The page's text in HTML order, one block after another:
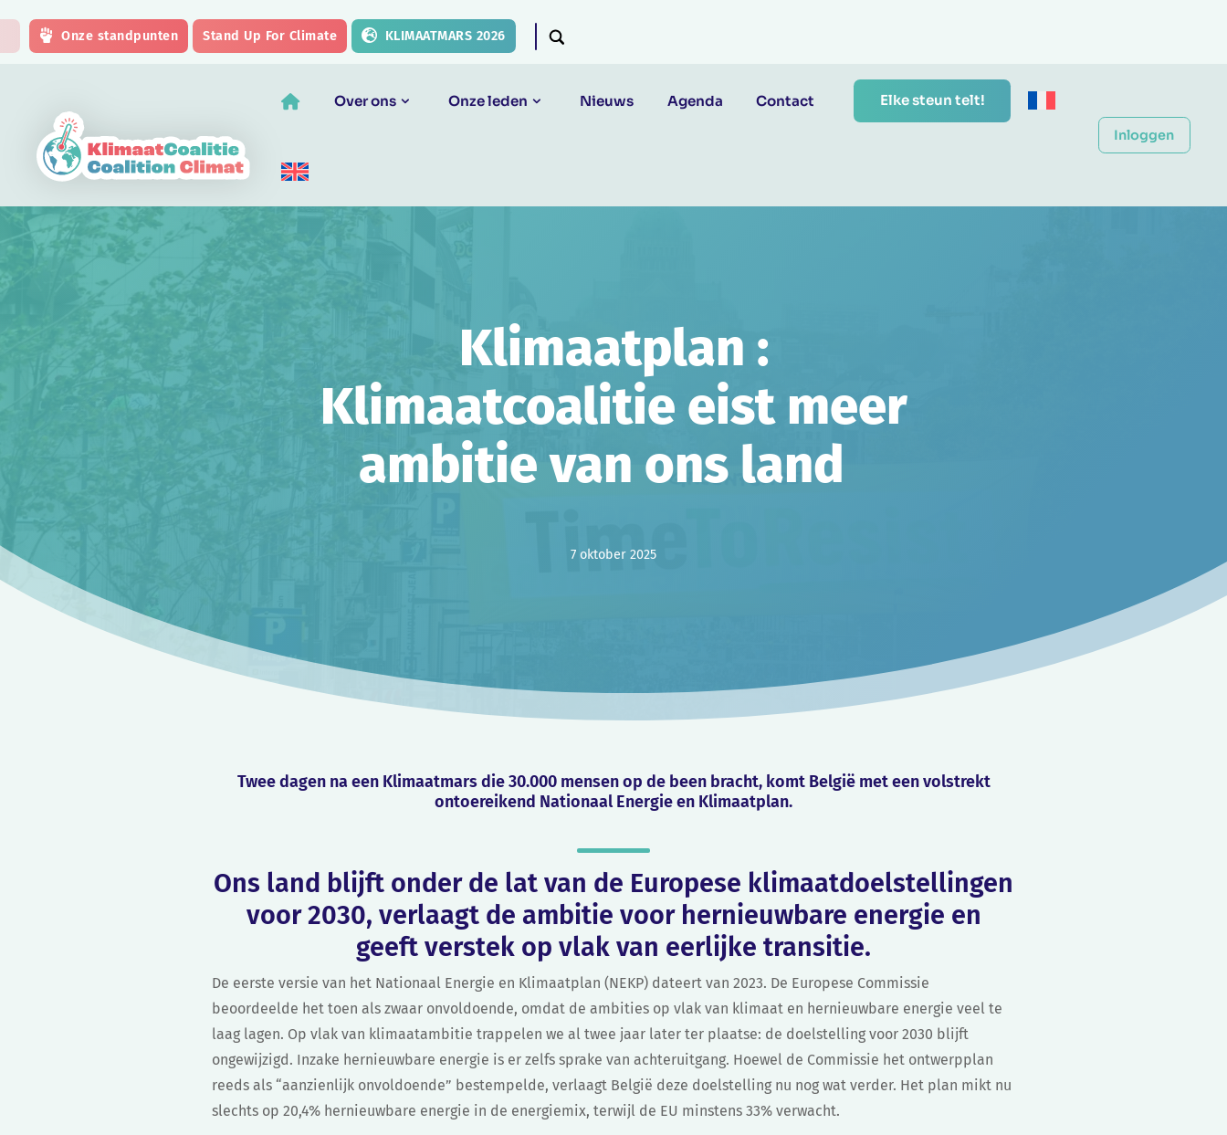
Onze standpunten Stand Up For Climate KLIMAATMARS 2026
Over ons Onze leden Nieuws Agenda Contact Elke steun telt!
Inloggen
Klimaatplan :
Klimaatcoalitie eist meer
ambitie van ons land
7 oktober 2025
Twee dagen na een Klimaatmars die 30.000 mensen op de been bracht, komt België met een volstrekt
ontoereikend Nationaal Energie en Klimaatplan.
Ons land blijft onder de lat van de Europese klimaatdoelstellingen
voor 2030, verlaagt de ambitie voor hernieuwbare energie en
geeft verstek op vlak van eerlijke transitie.
De eerste versie van het Nationaal Energie en Klimaatplan (NEKP) dateert van 2023. De Europese Commissie
beoordeelde het toen als zwaar onvoldoende, omdat de ambities op vlak van klimaat en hernieuwbare energie veel te
laag lagen. Op vlak van klimaatambitie trappelen we al twee jaar later ter plaatse: de doelstelling voor 2030 blijft
ongewijzigd. Inzake hernieuwbare energie is er zelfs sprake van achteruitgang. Hoewel de Commissie het ontwerpplan
reeds als “aanzienlijk onvoldoende” bestempelde, verlaagt België deze doelstelling nu nog wat verder. Het plan mikt nu
slechts op 20,4% hernieuwbare energie in de energiemix, terwijl de EU minstens 33% verwacht.